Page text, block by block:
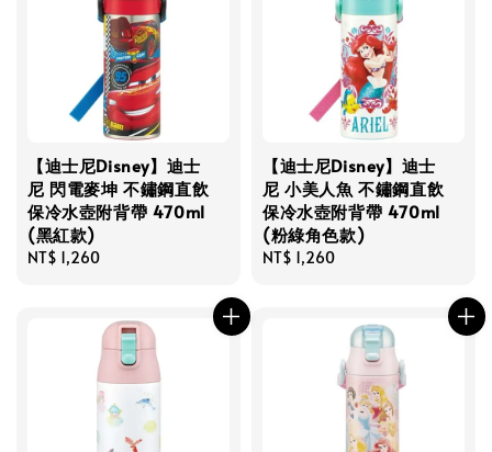
【迪士尼Disney】迪士
尼 閃電麥坤 不鏽鋼直飲
保冷水壺附背帶 470ml
(黑紅款)
Regular
NT$ 1,260
【迪士尼Disney】迪士
尼 小美人魚 不鏽鋼直飲
保冷水壺附背帶 470ml
(粉綠角色款)
Regular
NT$ 1,260